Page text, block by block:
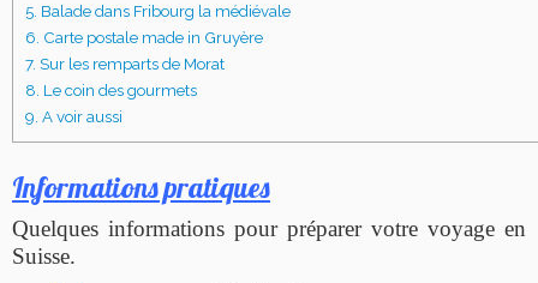
5. Balade dans Fribourg la médiévale
6. Carte postale made in Gruyère
7. Sur les remparts de Morat
8. Le coin des gourmets
9. A voir aussi
Informations pratiques
Quelques informations pour préparer votre voyage en
Suisse.